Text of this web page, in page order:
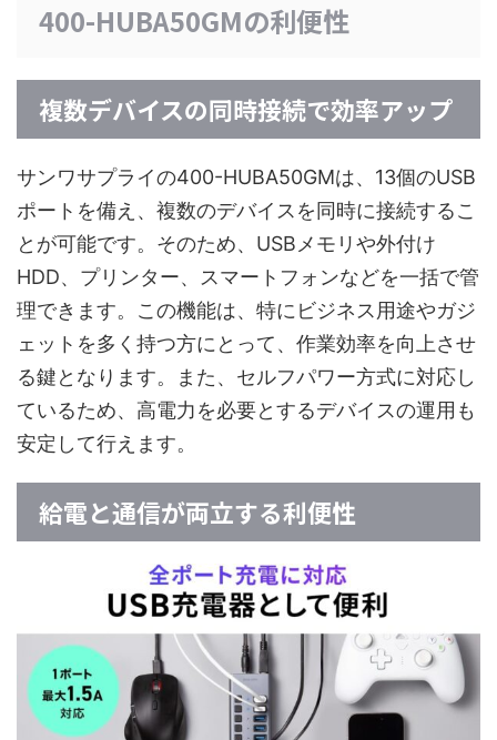
400-HUBA50GMの利便性
複数デバイスの同時接続で効率アップ
サンワサプライの400-HUBA50GMは、13個のUSB
ポートを備え、複数のデバイスを同時に接続するこ
とが可能です。そのため、USBメモリや外付け
HDD、プリンター、スマートフォンなどを一括で管
理できます。この機能は、特にビジネス用途やガジ
ェットを多く持つ方にとって、作業効率を向上させ
る鍵となります。また、セルフパワー方式に対応し
ているため、高電力を必要とするデバイスの運用も
安定して行えます。
給電と通信が両立する利便性